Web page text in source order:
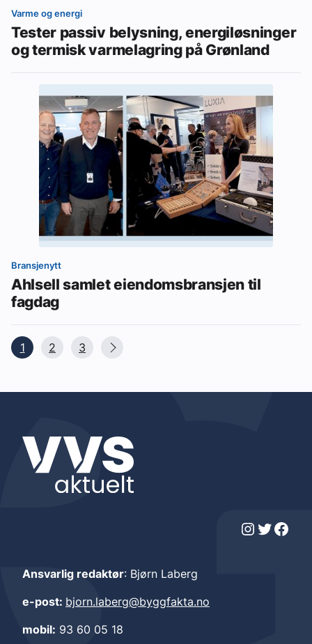
Varme og energi
Tester passiv belysning, energiløsninger
og termisk varmelagring på Grønland
Bransjenytt
Ahlsell samlet eiendomsbransjen til
fagdag
1 2 3
Instagram Twitter Facebook
Ansvarlig redaktør: Bjørn Laberg
e-post: bjorn.laberg@byggfakta.no
mobil: 93 60 05 18